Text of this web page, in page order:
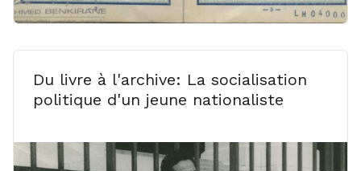
Du livre à l'archive: La socialisation
politique d'un jeune nationaliste